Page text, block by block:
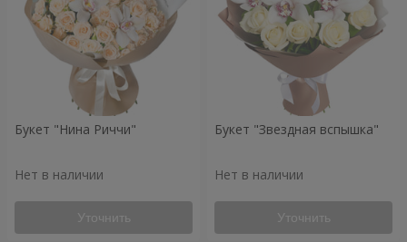
Букет "Нина Риччи"
Нет в наличии
Уточнить
Букет "Звездная вспышка"
Нет в наличии
Уточнить